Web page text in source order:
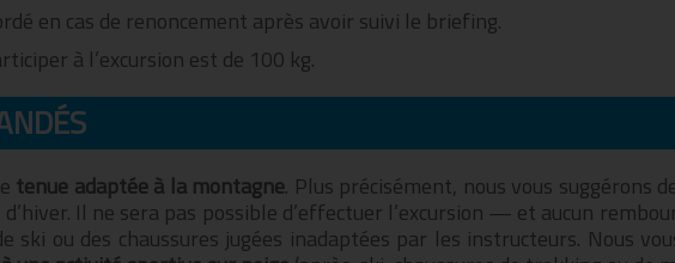
en cas de renoncement après avoir suivi le briefing.
à l’excursion est de 100 kg.
tenue adaptée à la montagne. Plus précisément, nous vous suggérons
Il ne sera pas possible d’effectuer l’excursion — et aucun
ou des chaussures jugées inadaptées par les instructeurs. Nous